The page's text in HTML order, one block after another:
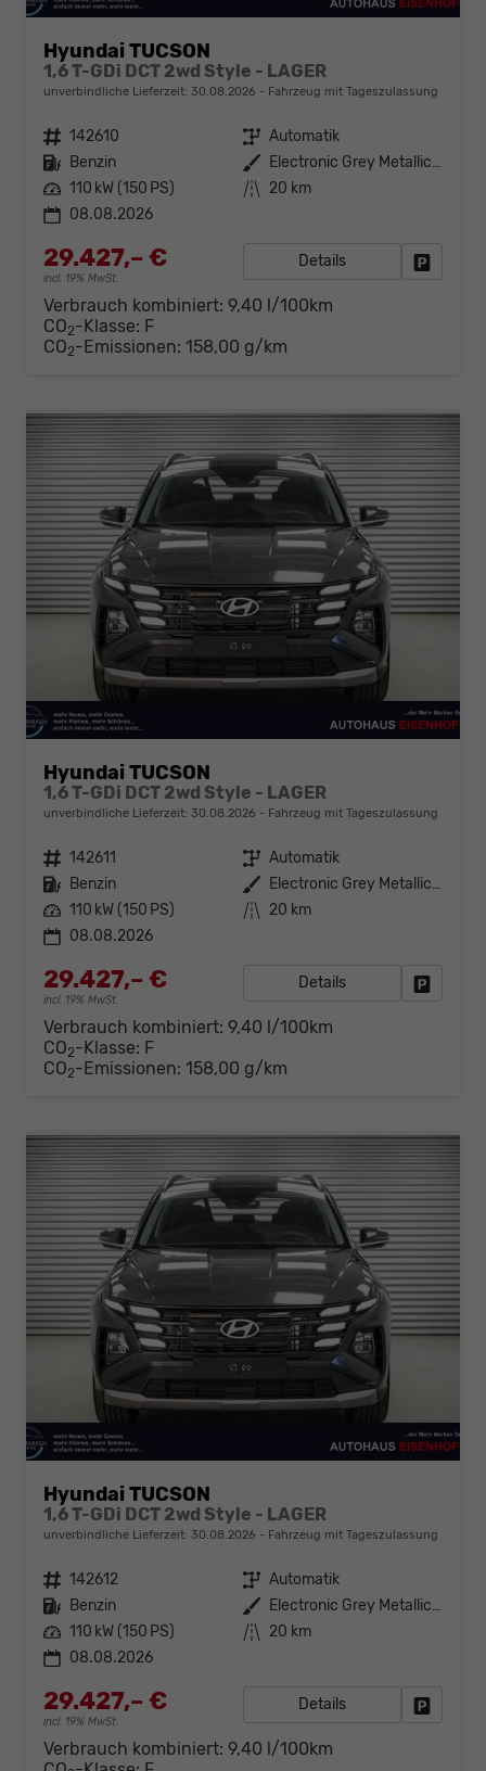
Hyundai TUCSON
1,6 T-GDi DCT 2wd Style - LAGER
unverbindliche Lieferzeit: 30.08.2026 Fahrzeug mit Tageszulassung
Fahrzeugnr. 142610 Getriebe Automatik
Kraftstoff Benzin Außenfarbe
Electronic Grey Metallic ()
Leistung 110 kW (150 PS) Kilometerstand 20 km
08.08.2026
29.427,– €
incl. 19% MwSt.
Details
Verbrauch kombiniert: 9,40 l/100km
CO2-Klasse: F
CO2-Emissionen: 158,00 g/km
Hyundai TUCSON
1,6 T-GDi DCT 2wd Style - LAGER
unverbindliche Lieferzeit: 30.08.2026 Fahrzeug mit Tageszulassung
Fahrzeugnr. 142611 Getriebe Automatik
Kraftstoff Benzin Außenfarbe
Electronic Grey Metallic ()
Leistung 110 kW (150 PS) Kilometerstand 20 km
08.08.2026
29.427,– €
incl. 19% MwSt.
Details
Verbrauch kombiniert: 9,40 l/100km
CO2-Klasse: F
CO2-Emissionen: 158,00 g/km
Hyundai TUCSON
1,6 T-GDi DCT 2wd Style - LAGER
unverbindliche Lieferzeit: 30.08.2026 Fahrzeug mit Tageszulassung
Fahrzeugnr. 142612 Getriebe Automatik
Kraftstoff Benzin Außenfarbe
Electronic Grey Metallic ()
Leistung 110 kW (150 PS) Kilometerstand 20 km
08.08.2026
29.427,– €
incl. 19% MwSt.
Details
Verbrauch kombiniert: 9,40 l/100km